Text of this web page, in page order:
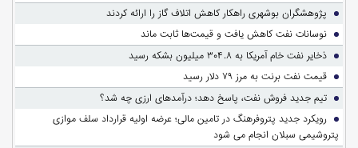
پژوهشگران بوشهری راهکار کاهش اتلاف گاز را ارائه کردند
نوسانات نفت کاهش یافت و قیمت‌ها ثابت ماند
ذخایر نفت خام آمریکا به ۳۰۴.۸ میلیون بشکه رسید
قیمت نفت برنت به مرز ۷۹ دلار رسید
تیم جدید فروش نفت، پاسخ دهد؛ درآمدهای ارزی چه شد؟
رویکرد جدید پتروفرهنگ در تامین مالی؛ عرضه اولیه قرارداد سلف موازی
پتروشیمی سبلان انجام می شود